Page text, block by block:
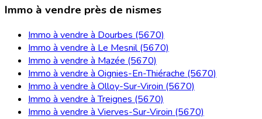
Immo à vendre près de nismes
Immo à vendre à Dourbes (5670)
Immo à vendre à Le Mesnil (5670)
Immo à vendre à Mazée (5670)
Immo à vendre à Oignies-En-Thiérache (5670)
Immo à vendre à Olloy-Sur-Viroin (5670)
Immo à vendre à Treignes (5670)
Immo à vendre à Vierves-Sur-Viroin (5670)